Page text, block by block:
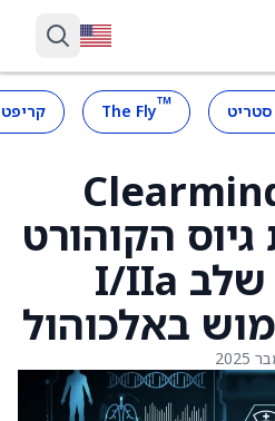
סטריט ™
The Fly
הקוהורט
השני בניסוי שלב I/IIa
באלכוהול